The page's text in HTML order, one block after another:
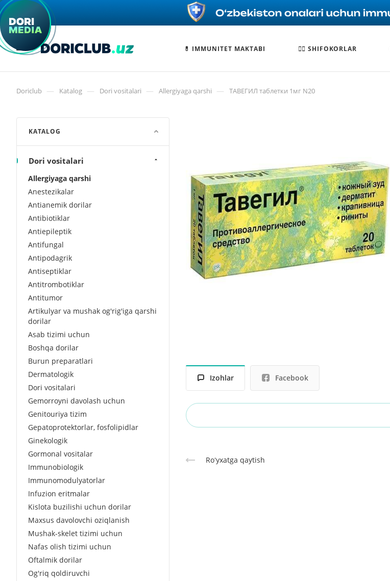
💊 IMMUNITET MAKTABI 🧑‍⚕️ SHIFOKORLAR
Doriclub — Katalog — Dori vositalari — Allergiyaga qarshi — ТАВЕГИЛ таблетки 1мг N20
Izohlar Facebook
Roʻyxatga qaytish
KATALOG
Dori vositalari
Allergiyaga qarshi
Anestezikalar
Antianemik dorilar
Antibiotiklar
Antiepileptik
Antifungal
Antipodagrik
Antiseptiklar
Antitrombotiklar
Antitumor
Artikulyar va mushak og'rig'iga qarshi
dorilar
Asab tizimi uchun
Boshqa dorilar
Burun preparatlari
Dermatologik
Dori vositalari
Gemorroyni davolash uchun
Genitouriya tizim
Gepatoprotektorlar, fosfolipidlar
Ginekologik
Gormonal vositalar
Immunobiologik
Immunomodulyatorlar
Infuzion eritmalar
Kislota buzilishi uchun dorilar
Maxsus davolovchi oziqlanish
Mushak-skelet tizimi uchun
Nafas olish tizimi uchun
Oftalmik dorilar
Og'riq qoldiruvchi